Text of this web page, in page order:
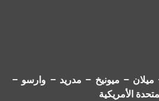
– ميونيخ – مدريد – وارسو –
الأمريكية